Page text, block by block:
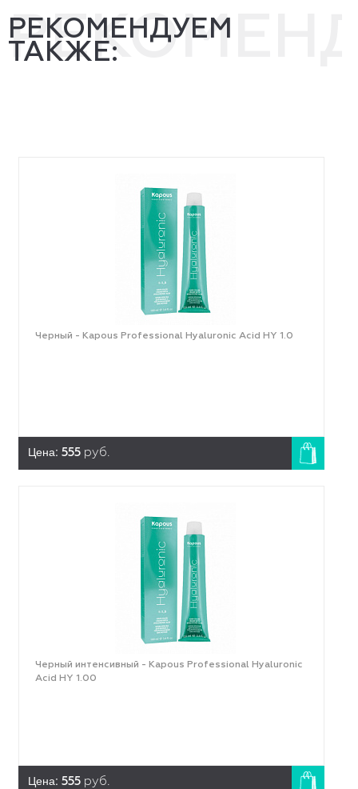
РЕКОМЕНДУЕМ
ТАКЖЕ:
Черный - Kapous Professional Hyaluronic Acid HY 1.0
Цена: 555 руб.
Черный интенсивный - Kapous Professional Hyaluronic
Acid HY 1.00
Цена: 555 руб.